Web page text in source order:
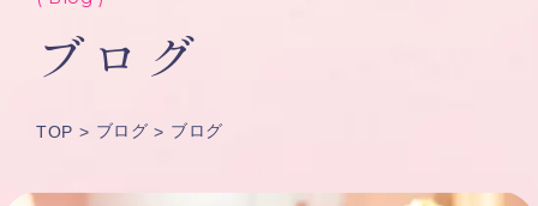
ブログ
TOP ブログ ブログ